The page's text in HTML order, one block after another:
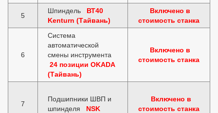
5
Шпиндель
ВТ40
Kenturn (Тайвань)
Включено в
стоимость станка
6
Система
автоматической
смены инструмента
24 позиции ОKADA
(Тайвань)
Включено в
стоимость станка
7
Подшипники ШВП и
шпинделя NSK
Включено в
стоимость станка